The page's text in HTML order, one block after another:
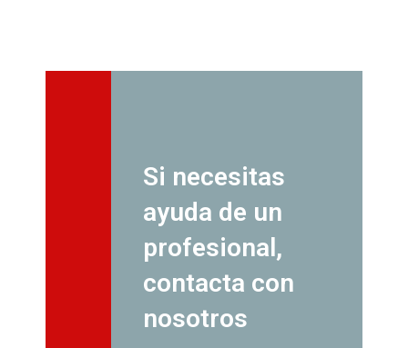
Si necesitas
ayuda de un
profesional,
contacta con
nosotros